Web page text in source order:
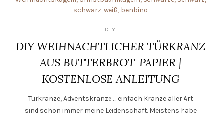
DIY
DIY WEIHNACHTLICHER TÜRKRANZ
AUS BUTTERBROT-PAPIER |
KOSTENLOSE ANLEITUNG
Türkränze, Adventskränze … einfach Kränze aller Art
sind schon immer meine Leidenschaft. Meistens habe